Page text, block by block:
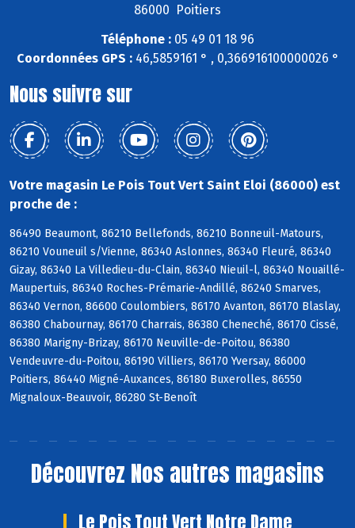
86000 Poitiers
Téléphone : 05 49 01 18 96
Coordonnées GPS :46,5859161 ° , 0,366916100000026 °
Nous suivre sur
Votre magasin Le Pois Tout Vert Saint Eloi (86000) est
proche de :
86490 Beaumont, 86210 Bellefonds, 86210 Bonneuil-Matours,
86210 Vouneuil s/Vienne, 86340 Aslonnes, 86340 Fleuré, 86340
Gizay, 86340 La Villedieu-du-Clain, 86340 Nieuil-l, 86340 Nouaillé-
Maupertuis, 86340 Roches-Prémarie-Andillé, 86240 Smarves,
86340 Vernon, 86600 Coulombiers, 86170 Avanton, 86170 Blaslay,
86380 Chabournay, 86170 Charrais, 86380 Cheneché, 86170 Cissé,
86380 Marigny-Brizay, 86170 Neuville-de-Poitou, 86380
Vendeuvre-du-Poitou, 86190 Villiers, 86170 Yversay, 86000
Poitiers, 86440 Migné-Auxances, 86180 Buxerolles, 86550
Mignaloux-Beauvoir, 86280 St-Benoît
Découvrez Nos autres magasins
Le Pois Tout Vert Notre Dame